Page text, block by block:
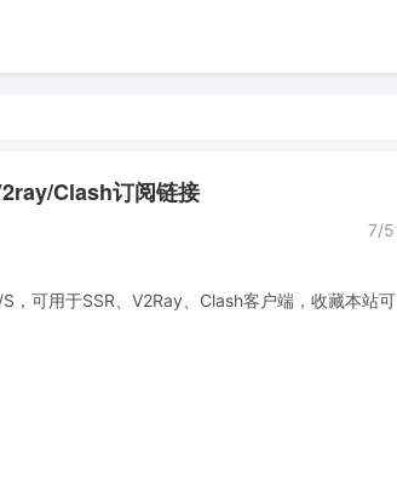
Clash订阅链接
7/5
可用于SSR、V2Ray、Clash客户端，收藏本站可